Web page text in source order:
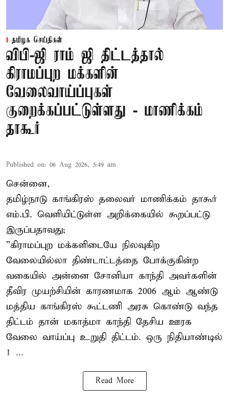
தமிழக செய்திகள்
விபி-ஜி ராம் ஜி திட்டத்தால்
கிராமப்புற மக்களின்
வேலைவாய்ப்புகள்
குறைக்கப்பட்டுள்ளது - மாணிக்கம்
தாகூர்
Published on: 06 Aug 2026, 5:49 am
சென்னை,
தமிழ்நாடு காங்கிரஸ் தலைவர் மாணிக்கம் தாகூர்
எம்.பி. வெளியிட்டுள்ள அறிக்கையில் கூறப்பட்டு
இருப்பதாவது;
”கிராமப்புற மக்களிடையே நிலவுகிற
வேலையில்லா திண்டாட்டத்தை போக்குகின்ற
வகையில் அன்னை சோனியா காந்தி அவர்களின்
தீவிர முயற்சியின் காரணமாக 2006 ஆம் ஆண்டு
மத்திய காங்கிரஸ் கூட்டணி அரசு கொண்டு வந்த
திட்டம் தான் மகாத்மா காந்தி தேசிய ஊரக
வேலை வாய்ப்பு உறுதி திட்டம். ஒரு நிதியாண்டில்
1 ...
Read More